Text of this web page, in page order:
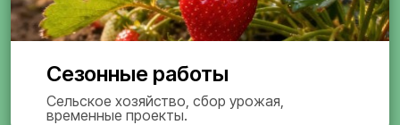
Сезонные работы
Сельское хозяйство, сбор урожая,
временные проекты.